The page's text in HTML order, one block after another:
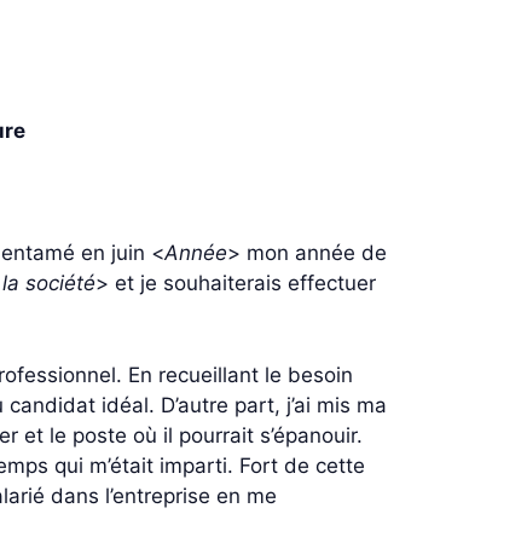
entamé en juin <Année> mon année de
société> et je souhaiterais effectuer
En recueillant le besoin
idéal. D’autre part, j’ai mis ma
et le poste où il pourrait s’épanouir.
qui m’était imparti. Fort de cette
dans l’entreprise en me